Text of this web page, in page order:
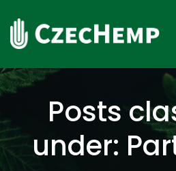
Posts
under: